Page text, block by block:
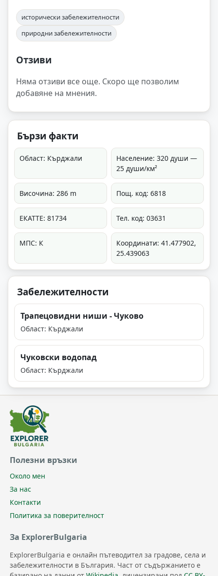
исторически забележителности
природни забележителности
Отзиви
Няма отзиви все още. Скоро ще позволим
добавяне на мнения.
Бързи факти
Област: Кърджали
Население: 320 души —
25 души/км²
Височина: 286 m Пощ. код: 6818
ЕКАТТЕ: 81734 Тел. код: 03631
МПС: К
Координати: 41.477902,
25.439063
Забележителности
Трапецовидни ниши - Чуково
Област: Кърджали
Чуковски водопад
Област: Кърджали
Полезни връзки
Около мен
За нас
Контакти
Политика за поверителност
За ExplorerBulgaria
ExplorerBulgaria е онлайн пътеводител за градове, села и
забележителности в България. Част от съдържанието е